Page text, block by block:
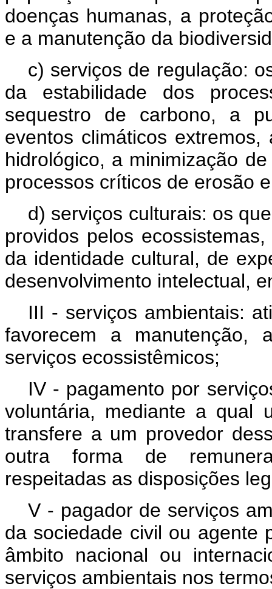
doenças humanas, a
e a manutenção da
c) serviços de regulação:
da estabilidade dos
sequestro de carbono, a
eventos climáticos
hidrológico, a minimização
processos críticos de erosão
d) serviços culturais: os
providos pelos
da identidade cultural, de
desenvolvimento intelectual,
III - serviços ambientais:
favorecem a manutenção,
serviços ecossistêmicos;
IV - pagamento por
voluntária, mediante a qual
transfere a um provedor
outra forma de
respeitadas as disposições
V - pagador de serviços
da sociedade civil ou agente
âmbito nacional ou
serviços ambientais nos